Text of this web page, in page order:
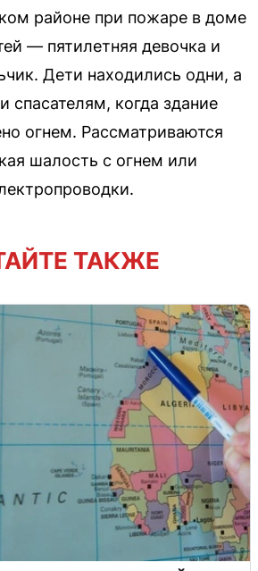
районе при пожаре в доме
— пятилетняя девочка и
Дети находились одни, а
спасателям, когда здание
огнем. Рассматриваются
шалость с огнем или
ТАКЖЕ